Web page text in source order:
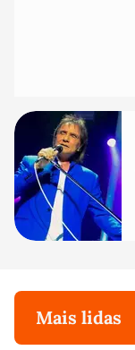
Mais lidas